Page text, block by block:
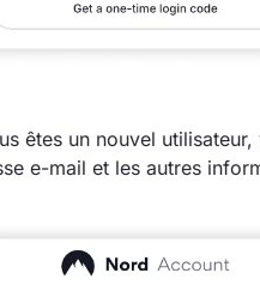
êtes un nouvel
e-mail et les autres